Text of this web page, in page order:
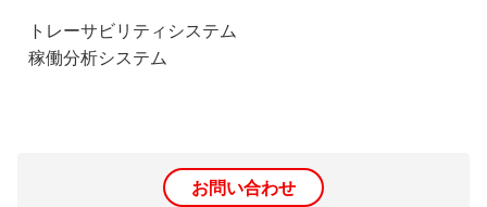
トレーサビリティシステム
稼働分析システム
お問い合わせ